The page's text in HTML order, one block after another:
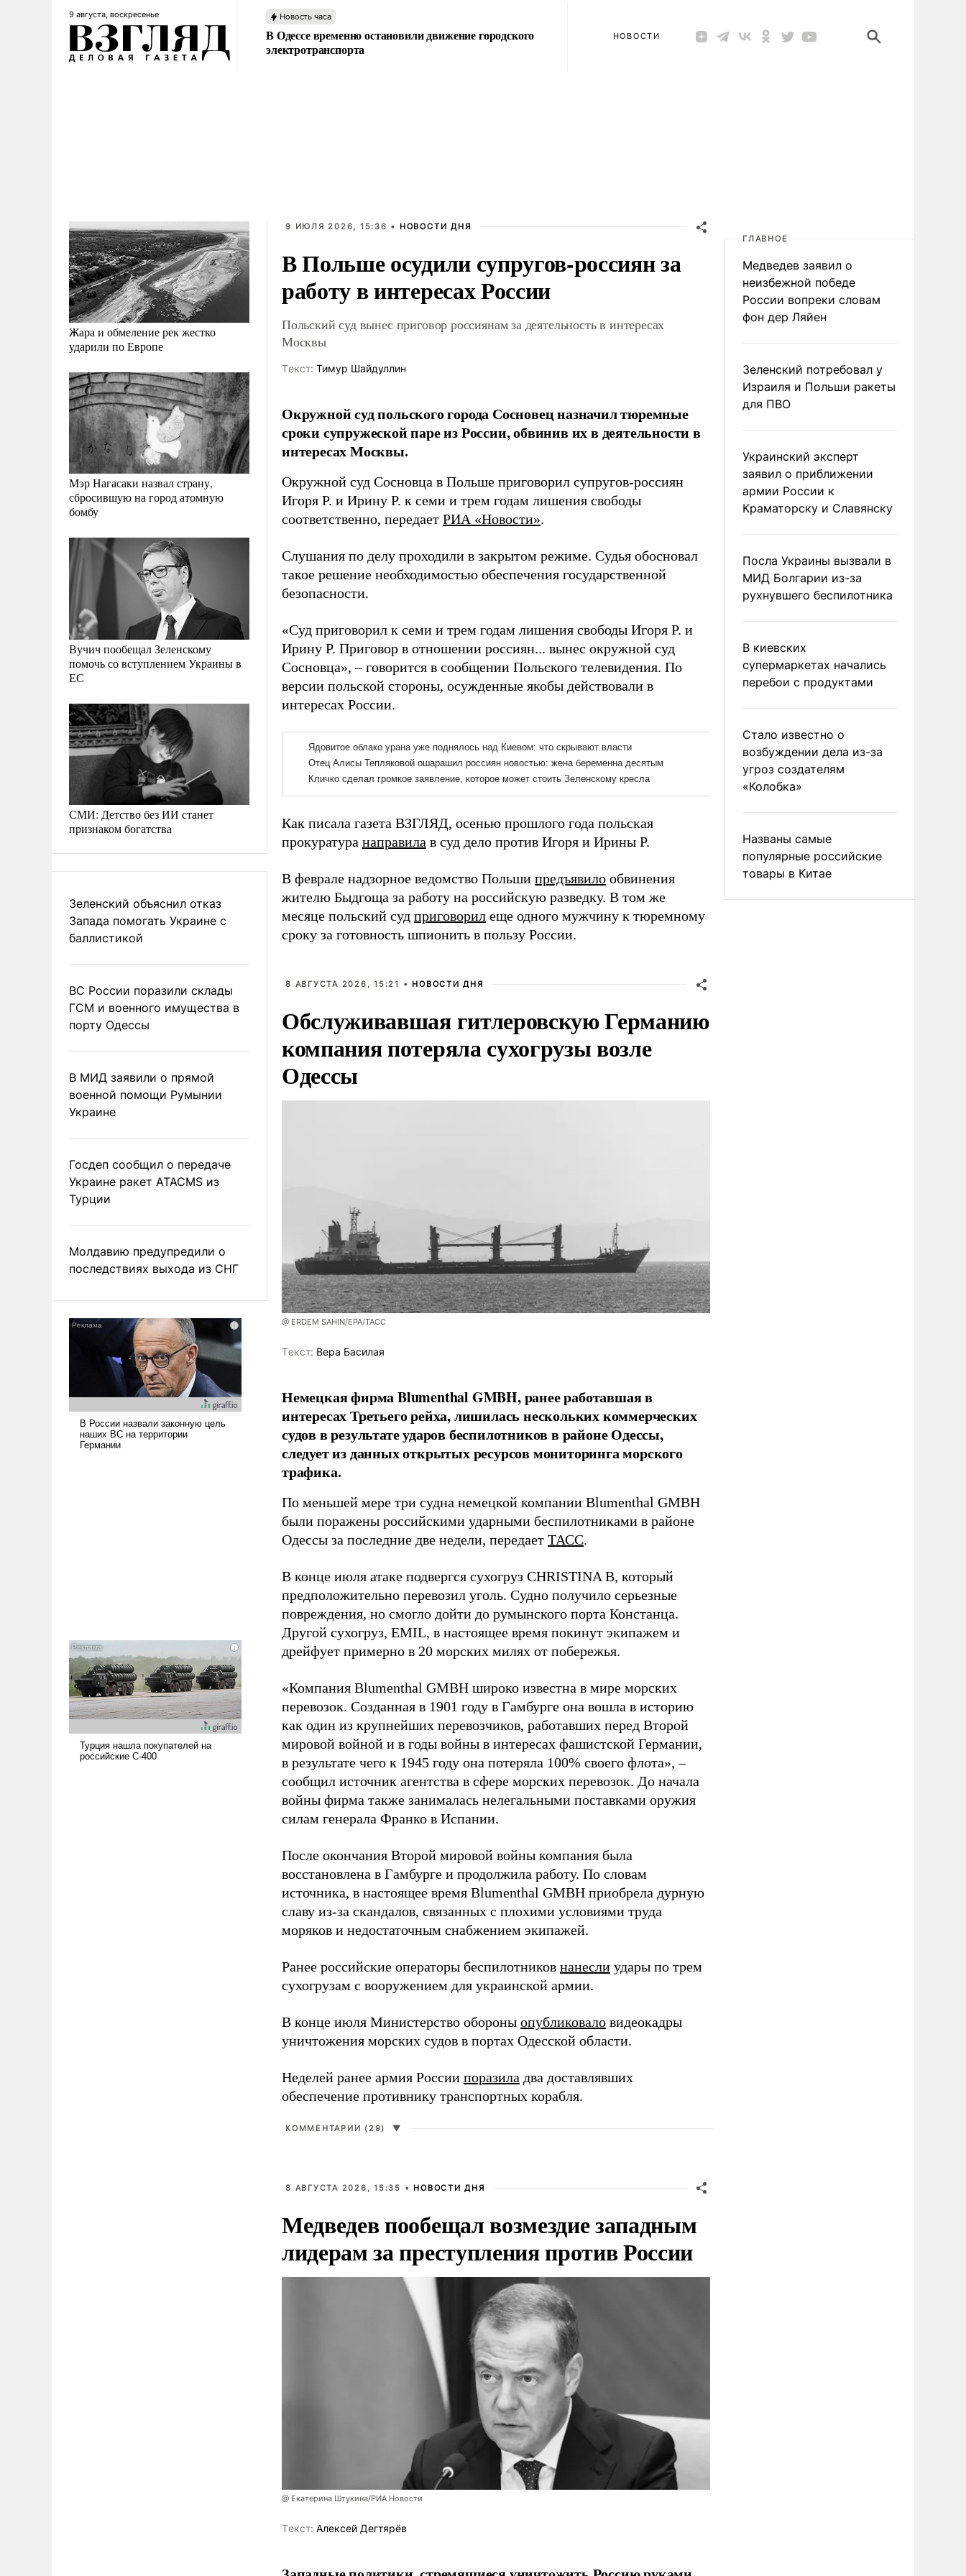
9 августа, воскресенье Новость часа
В Одессе временно остановили движение городского
электротранспорта
НОВОСТИ
Жара и обмеление рек жестко
ударили по Европе
Мэр Нагасаки назвал страну,
сбросившую на город атомную
бомбу
Вучич пообещал Зеленскому
помочь со вступлением Украины в
ЕС
СМИ: Детство без ИИ станет
признаком богатства
Зеленский объяснил отказ
Запада помогать Украине с
баллистикой
ВС России поразили склады
ГСМ и военного имущества в
порту Одессы
В МИД заявили о прямой
военной помощи Румынии
Украине
Госдеп сообщил о передаче
Украине ракет ATACMS из
Турции
Молдавию предупредили о
последствиях выхода из СНГ
9 ИЮЛЯ 2026, 15:36 • НОВОСТИ ДНЯ
В Польше осудили супругов-россиян за
работу в интересах России
Польский суд вынес приговор россиянам за деятельность в интересах
Москвы
Tекст: Тимур Шайдуллин
Окружной суд польского города Сосновец назначил тюремные
сроки супружеской паре из России, обвинив их в деятельности в
интересах Москвы.
Окружной суд Сосновца в Польше приговорил супругов-россиян
Игоря Р. и Ирину Р. к семи и трем годам лишения свободы
соответственно, передает РИА «Новости».
Слушания по делу проходили в закрытом режиме. Судья обосновал
такое решение необходимостью обеспечения государственной
безопасности.
«Суд приговорил к семи и трем годам лишения свободы Игоря Р. и
Ирину Р. Приговор в отношении россиян... вынес окружной суд
Сосновца», – говорится в сообщении Польского телевидения. По
версии польской стороны, осужденные якобы действовали в
интересах России.
Как писала газета ВЗГЛЯД, осенью прошлого года польская
прокуратура направила в суд дело против Игоря и Ирины Р.
В феврале надзорное ведомство Польши предъявило обвинения
жителю Быдгоща за работу на российскую разведку. В том же
месяце польский суд приговорил еще одного мужчину к тюремному
сроку за готовность шпионить в пользу России.
8 АВГУСТА 2026, 15:21 • НОВОСТИ ДНЯ
Обслуживавшая гитлеровскую Германию
компания потеряла сухогрузы возле
Одессы
@ ERDEM SAHIN/EPA/ТАСС
Tекст: Вера Басилая
Немецкая фирма Blumenthal GMBH, ранее работавшая в
интересах Третьего рейха, лишилась нескольких коммерческих
судов в результате ударов беспилотников в районе Одессы,
следует из данных открытых ресурсов мониторинга морского
трафика.
По меньшей мере три судна немецкой компании Blumenthal GMBH
были поражены российскими ударными беспилотниками в районе
Одессы за последние две недели, передает ТАСС.
В конце июля атаке подвергся сухогруз CHRISTINA B, который
предположительно перевозил уголь. Судно получило серьезные
повреждения, но смогло дойти до румынского порта Констанца.
Другой сухогруз, EMIL, в настоящее время покинут экипажем и
дрейфует примерно в 20 морских милях от побережья.
«Компания Blumenthal GMBH широко известна в мире морских
перевозок. Созданная в 1901 году в Гамбурге она вошла в историю
как один из крупнейших перевозчиков, работавших перед Второй
мировой войной и в годы войны в интересах фашистской Германии,
в результате чего к 1945 году она потеряла 100% своего флота», –
сообщил источник агентства в сфере морских перевозок. До начала
войны фирма также занималась нелегальными поставками оружия
силам генерала Франко в Испании.
После окончания Второй мировой войны компания была
восстановлена в Гамбурге и продолжила работу. По словам
источника, в настоящее время Blumenthal GMBH приобрела дурную
славу из-за скандалов, связанных с плохими условиями труда
моряков и недостаточным снабжением экипажей.
Ранее российские операторы беспилотников нанесли удары по трем
сухогрузам с вооружением для украинской армии.
В конце июля Министерство обороны опубликовало видеокадры
уничтожения морских судов в портах Одесской области.
Неделей ранее армия России поразила два доставлявших
обеспечение противнику транспортных корабля.
КОММЕНТАРИИ (29) ▼
8 АВГУСТА 2026, 15:35 • НОВОСТИ ДНЯ
Медведев пообещал возмездие западным
лидерам за преступления против России
@ Екатерина Штукина/РИА Новости
Tекст: Алексей Дегтярёв
ГЛАВНОЕ
Медведев заявил о
неизбежной победе
России вопреки словам
фон дер Ляйен
Зеленский потребовал у
Израиля и Польши ракеты
для ПВО
Украинский эксперт
заявил о приближении
армии России к
Краматорску и Славянску
Посла Украины вызвали в
МИД Болгарии из-за
рухнувшего беспилотника
В киевских
супермаркетах начались
перебои с продуктами
Стало известно о
возбуждении дела из-за
угроз создателям
«Колобка»
Названы самые
популярные российские
товары в Китае